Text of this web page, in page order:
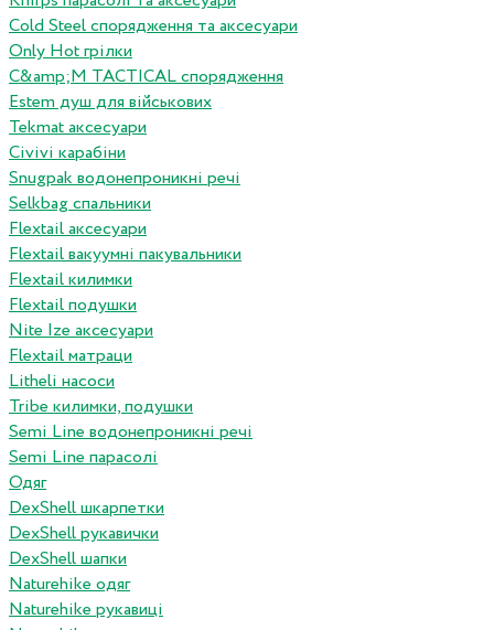
Cold Steel спорядження та аксесуари
Only Hot грілки
C&amp;M TACTICAL спорядження
Estem душ для військових
Tekmat аксесуари
Сivivi карабіни
Snugpak водонепроникні речі
Selkbag спальники
Flextail аксесуари
Flextail вакуумні пакувальники
Flextail килимки
Flextail подушки
Nite Ize аксесуари
Flextail матраци
Litheli насоси
Tribe килимки, подушки
Semi Line водонепроникні речі
Semi Line парасолі
Одяг
DexShell шкарпетки
DexShell рукавички
DexShell шапки
Naturehike одяг
Naturehike рукавиці